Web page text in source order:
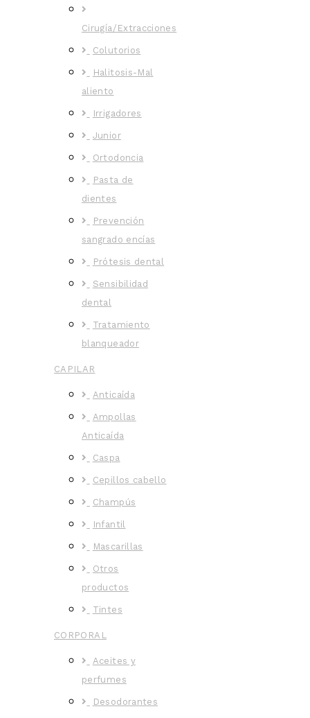
Cirugía/Extracciones
Colutorios
Halitosis-Mal
aliento
Irrigadores
Junior
Ortodoncia
Pasta de
dientes
Prevención
sangrado encías
Prótesis dental
Sensibilidad
dental
Tratamiento
blanqueador
CAPILAR
Anticaída
Ampollas
Anticaída
Caspa
Cepillos cabello
Champús
Infantil
Mascarillas
Otros
productos
Tintes
CORPORAL
Aceites y
perfumes
Desodorantes